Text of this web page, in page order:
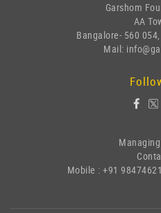
Garshom
AA
Bangalore- 560
Mail:
Mobile : +91